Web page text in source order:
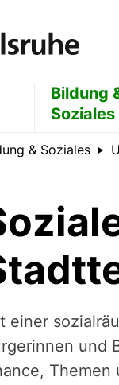
Bildung
Soziales
& Soziales
einer
und